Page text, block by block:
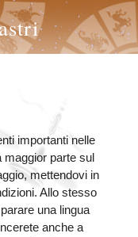
importanti nelle
maggior parte sul
mettendovi in
Allo stesso
una lingua
anche a